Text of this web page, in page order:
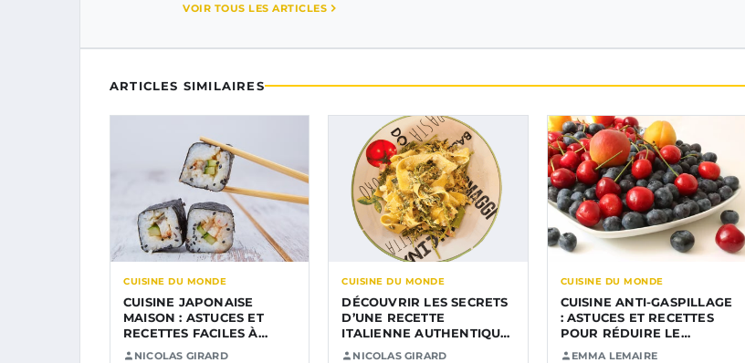
VOIR TOUS LES ARTICLES
ARTICLES SIMILAIRES
CUISINE DU MONDE
CUISINE JAPONAISE
MAISON : ASTUCES ET
RECETTES FACILES À
RÉALISER EN…
NICOLAS GIRARD
CUISINE DU MONDE
DÉCOUVRIR LES SECRETS
D’UNE RECETTE
ITALIENNE AUTHENTIQUE
À RÉALISER…
NICOLAS GIRARD
CUISINE DU MONDE
CUISINE ANTI-GASPILLAGE
: ASTUCES ET RECETTES
POUR RÉDUIRE LE…
EMMA LEMAIRE